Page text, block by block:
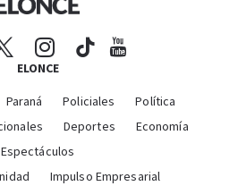
ELONCE
Paraná Policiales
Política
Deportes
Economía
Espectáculos
Impulso Empresarial